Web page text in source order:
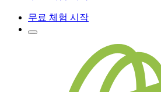
무료 체험 시작